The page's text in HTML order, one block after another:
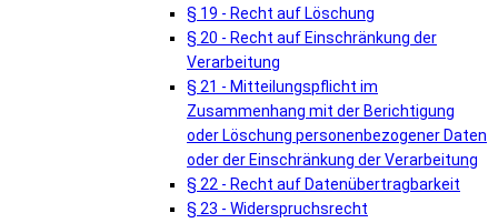
§ 19 - Recht auf Löschung
§ 20 - Recht auf Einschränkung der
Verarbeitung
§ 21 - Mitteilungspflicht im
Zusammenhang mit der Berichtigung
oder Löschung personenbezogener Daten
oder der Einschränkung der Verarbeitung
§ 22 - Recht auf Datenübertragbarkeit
§ 23 - Widerspruchsrecht